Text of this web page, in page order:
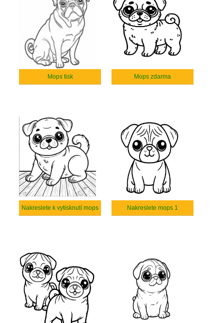
Mops tisk Mops zdarma
Nakreslete k vytisknutí mops Nakreslete mops 1